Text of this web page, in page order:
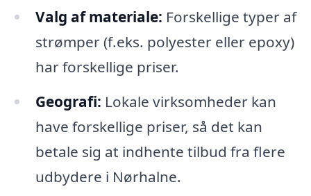
Valg af materiale: Forskellige typer af
strømper (f.eks. polyester eller epoxy)
har forskellige priser.
Geografi: Lokale virksomheder kan
have forskellige priser, så det kan
betale sig at indhente tilbud fra flere
udbydere i Nørhalne.